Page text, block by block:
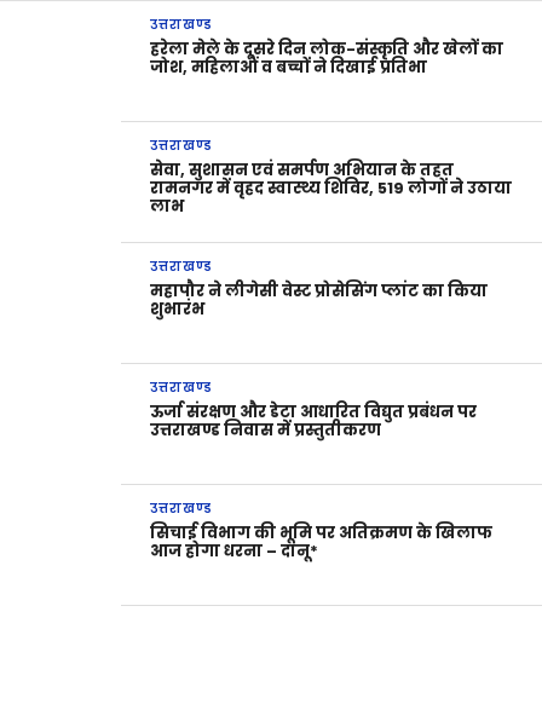
उत्तराखण्ड
हरेला मेले के दूसरे दिन लोक-संस्कृति और खेलों का
जोश, महिलाओं व बच्चों ने दिखाई प्रतिभा
उत्तराखण्ड
सेवा, सुशासन एवं समर्पण अभियान के तहत
रामनगर में वृहद स्वास्थ्य शिविर, 519 लोगों ने उठाया
लाभ
उत्तराखण्ड
महापौर ने लीगेसी वेस्ट प्रोसेसिंग प्लांट का किया
शुभारंभ
उत्तराखण्ड
ऊर्जा संरक्षण और डेटा आधारित विद्युत प्रबंधन पर
उत्तराखण्ड निवास में प्रस्तुतीकरण
उत्तराखण्ड
सिचाई विभाग की भूमि पर अतिक्रमण के खिलाफ
आज होगा धरना – दानू*